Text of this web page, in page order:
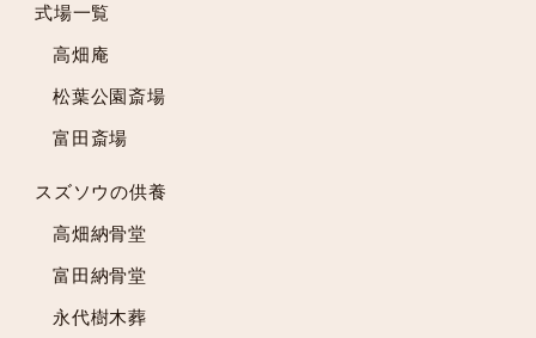
2023年2月
2023年1月
2022年11月
2022年10月
2022年8月
2022年7月
2022年6月
式場一覧
高畑庵
松葉公園斎場
富田斎場
スズソウの供養
高畑納骨堂
富田納骨堂
永代樹木葬